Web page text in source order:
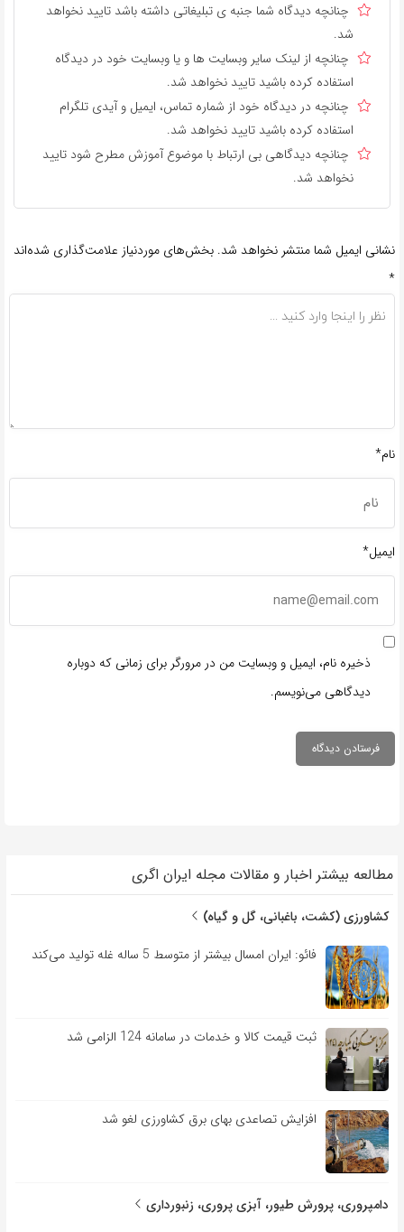
چنانچه دیدگاه شما جنبه ی تبلیغاتی داشته باشد تایید نخواهد
شد.
چنانچه از لینک سایر وبسایت ها و یا وبسایت خود در دیدگاه
استفاده کرده باشید تایید نخواهد شد.
چنانچه در دیدگاه خود از شماره تماس، ایمیل و آیدی تلگرام
استفاده کرده باشید تایید نخواهد شد.
چنانچه دیدگاهی بی ارتباط با موضوع آموزش مطرح شود تایید
نخواهد شد.
نشانی ایمیل شما منتشر نخواهد شد. بخش‌های موردنیاز علامت‌گذاری شده‌اند
*
نام*
ایمیل*
ذخیره نام، ایمیل و وبسایت من در مرورگر برای زمانی که دوباره
دیدگاهی می‌نویسم.
مطالعه بیشتر اخبار و مقالات مجله ایران اگری
کشاورزی (کشت، باغبانی، گل و گیاه)
فائو: ایران امسال بیشتر از متوسط 5 ساله غله تولید می‌کند
ثبت قیمت کالا و خدمات در سامانه 124 الزامی شد
افزایش تصاعدی بهای برق کشاورزی لغو شد
دامپروری، پرورش طیور، آبزی پروری، زنبورداری